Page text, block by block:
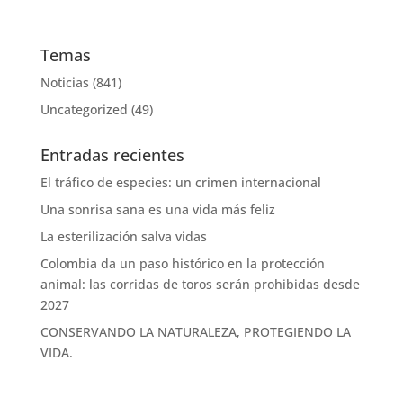
Temas
Noticias (841)
Uncategorized (49)
Entradas recientes
El tráfico de especies: un crimen internacional
Una sonrisa sana es una vida más feliz
La esterilización salva vidas
Colombia da un paso histórico en la protección
animal: las corridas de toros serán prohibidas desde
2027
CONSERVANDO LA NATURALEZA, PROTEGIENDO LA
VIDA.